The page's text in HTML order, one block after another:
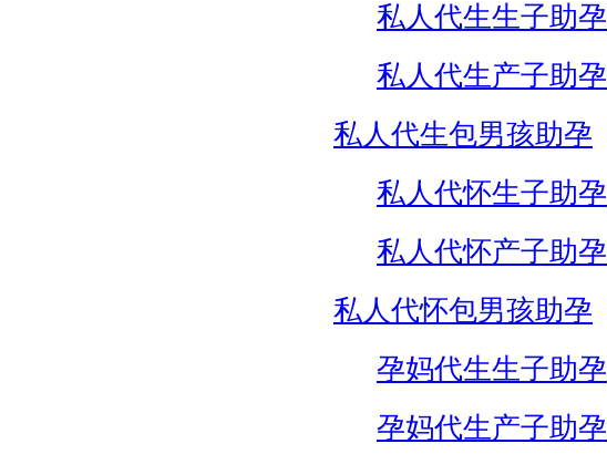
私人代生生子助孕
私人代生产子助孕
私人代生包男孩助孕
私人代怀生子助孕
私人代怀产子助孕
私人代怀包男孩助孕
孕妈代生生子助孕
孕妈代生产子助孕